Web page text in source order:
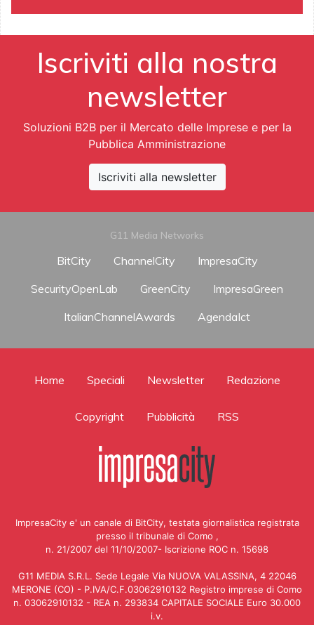
Iscriviti alla nostra
newsletter
Soluzioni B2B per il Mercato delle Imprese e per la
Pubblica Amministrazione
Iscriviti alla newsletter
G11 Media Networks
BitCity ChannelCity
ImpresaCity
SecurityOpenLab
GreenCity
ImpresaGreen
ItalianChannelAwards
AgendaIct
Home Speciali Newsletter Redazione
Copyright Pubblicità RSS
ImpresaCity e' un canale di BitCity, testata giornalistica registrata
presso il tribunale di Como ,
n. 21/2007 del 11/10/2007- Iscrizione ROC n. 15698
G11 MEDIA S.R.L. Sede Legale Via NUOVA VALASSINA, 4 22046
MERONE (CO) - P.IVA/C.F.03062910132 Registro imprese di Como
n. 03062910132 - REA n. 293834 CAPITALE SOCIALE Euro 30.000
i.v.